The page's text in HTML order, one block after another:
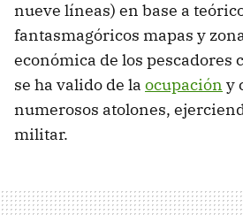
nueve líneas) en base a
fantasmagóricos mapas y
económica de los pescadores
se ha valido de la ocupación y
numerosos atolones,
militar.